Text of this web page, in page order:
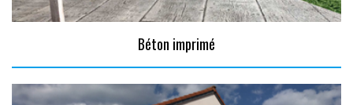
Béton imprimé